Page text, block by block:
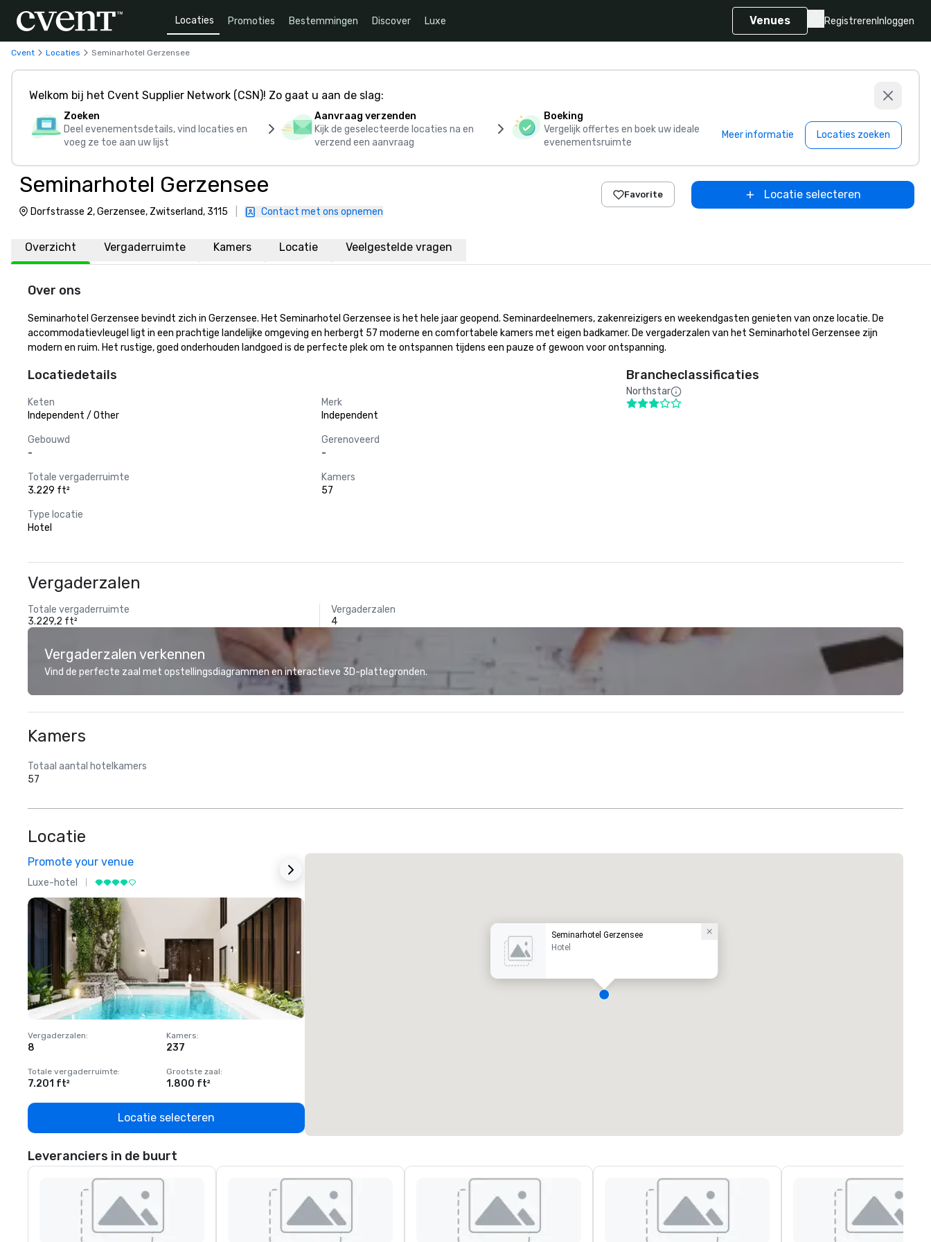
Locaties Promoties Bestemmingen Discover Luxe Venues Registreren Inloggen
Cvent Locaties Seminarhotel Gerzensee
Welkom bij het Cvent Supplier Network (CSN)! Zo gaat u aan de slag:
Zoeken
Deel evenementsdetails, vind locaties en
voeg ze toe aan uw lijst
Aanvraag verzenden
Kijk de geselecteerde locaties na en
verzend een aanvraag
Boeking
Vergelijk offertes en boek uw ideale
evenementsruimte
Meer informatie Locaties zoeken
Seminarhotel Gerzensee
Dorfstrasse 2, Gerzensee, Zwitserland, 3115 Contact met ons opnemen
Favorite Locatie selecteren
Overzicht Vergaderruimte Kamers Locatie Veelgestelde vragen
Over ons
Seminarhotel Gerzensee bevindt zich in Gerzensee. Het Seminarhotel Gerzensee is het hele jaar geopend. Seminardeelnemers, zakenreizigers en weekendgasten genieten van onze locatie. De
accommodatievleugel ligt in een prachtige landelijke omgeving en herbergt 57 moderne en comfortabele kamers met eigen badkamer. De vergaderzalen van het Seminarhotel Gerzensee zijn
modern en ruim. Het rustige, goed onderhouden landgoed is de perfecte plek om te ontspannen tijdens een pauze of gewoon voor ontspanning.
Locatiedetails
Keten
Independent / Other
Merk
Independent
Gebouwd
-
Gerenoveerd
-
Totale vergaderruimte
3.229 ft²
Kamers
57
Type locatie
Hotel
Brancheclassificaties
Northstar
Vergaderzalen
Totale vergaderruimte
3.229,2 ft²
Vergaderzalen
4
Vergaderzalen verkennen
Vind de perfecte zaal met opstellingsdiagrammen en interactieve 3D-plattegronden.
Kamers
Totaal aantal hotelkamers
57
Locatie
Promote your venue
Luxe-hotel
Vergaderzalen:
8
Kamers:
237
Totale vergaderruimte:
7.201 ft²
Grootste zaal:
1.800 ft²
Locatie selecteren
Seminarhotel Gerzensee
Hotel
Leveranciers in de buurt